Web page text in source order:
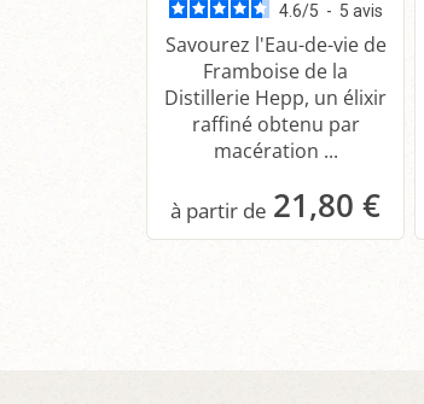
4.6/5 - 5 avis
Savourez l'Eau-de-vie de
Framboise de la
Distillerie Hepp, un élixir
raffiné obtenu par
macération ...
21,80 €